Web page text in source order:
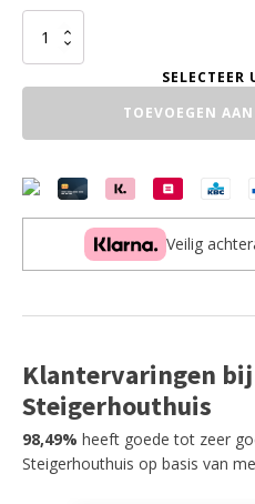
Dressoir
Verstek
TOEVOEGEN
Veilig
Klantervaringen
Steigerhouthuis
98,49% heeft goede tot zeer
Steigerhouthuis op basis van